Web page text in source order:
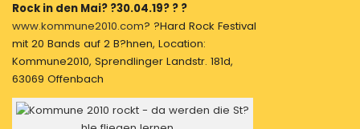
Rock in den Mai? ?30.04.19? ? ?
www.kommune2010.com? ?Hard Rock Festival
mit 20 Bands auf 2 B?hnen, Location:
Kommune2010, Sprendlinger Landstr. 181d,
63069 Offenbach